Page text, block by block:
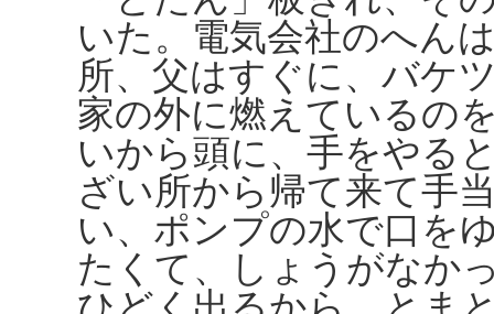
いた。電気会社のへん
所、父はすぐに、バケ
家の外に燃えているの
いから頭に、手をやる
ざい所から帰て来て手
い、ポンプの水で口を
たくて、しょうがなか